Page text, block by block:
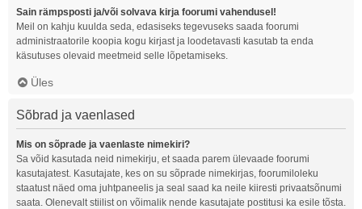
Sain rämpsposti ja/või solvava kirja foorumi vahendusel!
Meil on kahju kuulda seda, edasiseks tegevuseks saada foorumi
administraatorile koopia kogu kirjast ja loodetavasti kasutab ta enda
käsutuses olevaid meetmeid selle lõpetamiseks.
Üles
Sõbrad ja vaenlased
Mis on sõprade ja vaenlaste nimekiri?
Sa võid kasutada neid nimekirju, et saada parem ülevaade foorumi
kasutajatest. Kasutajate, kes on su sõprade nimekirjas, foorumiloleku
staatust näed oma juhtpaneelis ja seal saad ka neile kiiresti privaatsõnumi
saata. Olenevalt stiilist on võimalik nende kasutajate postitusi ka esile tõsta.